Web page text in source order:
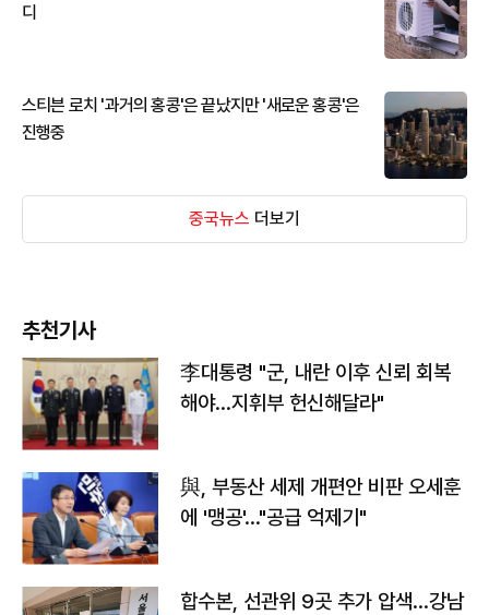
디
스티븐 로치 '과거의 홍콩'은 끝났지만 '새로운 홍콩'은
진행중
중국뉴스 더보기
추천기사
李대통령 "군, 내란 이후 신뢰 회복
해야…지휘부 헌신해달라"
與, 부동산 세제 개편안 비판 오세훈
에 '맹공'…"공급 억제기"
합수본, 선관위 9곳 추가 압색…강남